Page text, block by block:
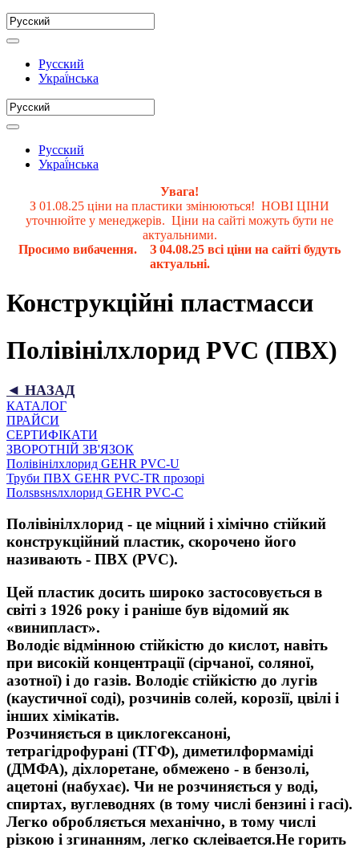
Русский
Украї́нська
Русский
Украї́нська
Увага!
З 01.08.25 ціни на пластики змінюються! НОВІ ЦІНИ
уточнюйте у менеджерів. Ціни на сайті можуть бути не
актуальними.
Просимо вибачення. З 04.08.25 всі ціни на сайті будуть
актуальні.
Конструкційні пластмасси
Полівінілхлорид PVC (ПВХ)
◄ НАЗАД
КАТАЛОГ
ПРАЙСИ
СЕРТИФІКАТИ
ЗВОРОТНІЙ ЗВ'ЯЗОК
Полівінілхлорид GEHR PVC-U
Труби ПВХ GEHR PVC-TR прозорі
Полsвsнsлхлорид GEHR PVC-C
Полівінілхлорид - це міцний і хімічно стійкий
конструкційний пластик, скорочено його
називають - ПВХ (PVC).
Цей пластик досить широко застосовується в
світі з 1926 року і раніше був відомий як
«винипласт».
Володіє відмінною стійкістю до кислот, навіть
при високій концентрації (сірчаної, соляної,
азотної) і до газів. Володіє стійкістю до лугів
(каустичної соді), розчинів солей, корозії, цвілі і
інших хімікатів.
Розчиняється в циклогексаноні,
тетрагідрофурані (ТГФ), диметилформаміді
(ДМФА), діхлоретане, обмежено - в бензолі,
ацетоні (набухає). Чи не розчиняється у воді,
спиртах, вуглеводнях (в тому числі бензині і гасі).
Легко обробляється механічно, в тому числі
різкою і згинанням, легко склеівается.Не горить